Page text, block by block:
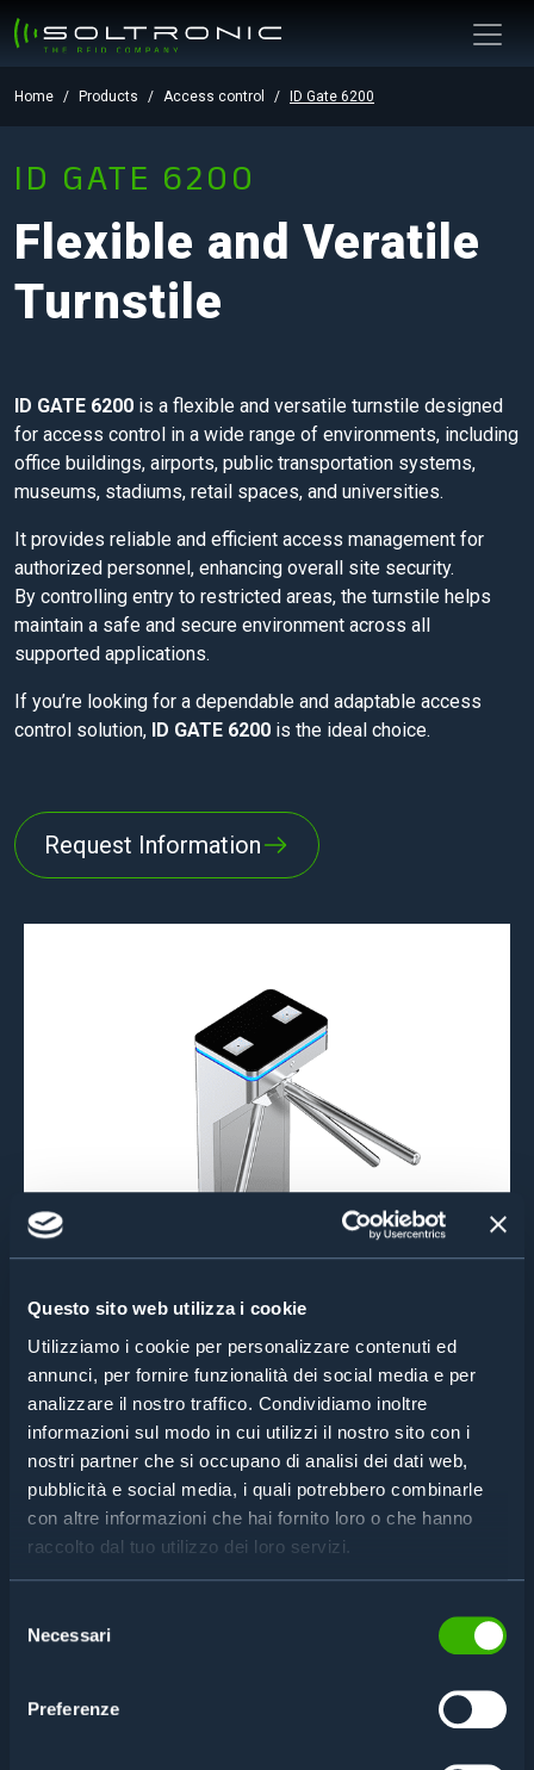
Questo sito web utilizza i cookie
Utilizziamo i cookie per personalizzare contenuti ed
annunci, per fornire funzionalità dei social media e per
analizzare il nostro traffico. Condividiamo inoltre
informazioni sul modo in cui utilizzi il nostro sito con i
nostri partner che si occupano di analisi dei dati web,
pubblicità e social media, i quali potrebbero combinarle
con altre informazioni che hai fornito loro o che hanno
raccolto dal tuo utilizzo dei loro servizi.
delNecessari
Preferenze
Home Products Access control ID Gate 6200
ID GATE 6200
Flexible and Veratile
Turnstile
ID GATE 6200 is a flexible and versatile turnstile designed
for access control in a wide range of environments, including
office buildings, airports, public transportation systems,
museums, stadiums, retail spaces, and universities.
It provides reliable and efficient access management for
authorized personnel, enhancing overall site security.
By controlling entry to restricted areas, the turnstile helps
maintain a safe and secure environment across all
supported applications.
If you’re looking for a dependable and adaptable access
control solution, ID GATE 6200 is the ideal choice.
Request Information